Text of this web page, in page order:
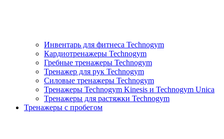
Инвентарь для фитнеса Technogym
Кардиотренажеры Technogym
Гребные тренажеры Technogym
Тренажер для рук Technogym
Силовые тренажеры Technogym
Тренажеры Technogym Kinesis и Technogym Unica
Тренажеры для растяжки Technogym
Тренажеры с пробегом